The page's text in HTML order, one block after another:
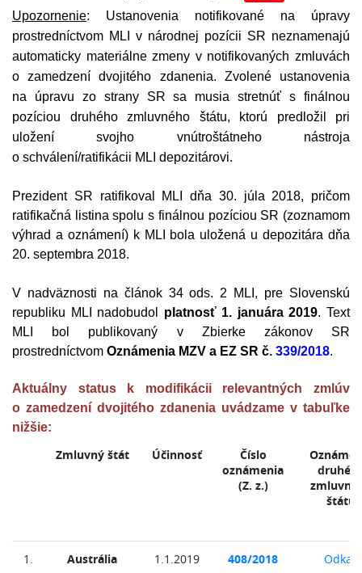
Upozornenie: Ustanovenia notifikované na úpravy
prostredníctvom MLI v národnej pozícii SR neznamenajú
automaticky materiálne zmeny v notifikovaných zmluvách
o zamedzení dvojitého zdanenia. Zvolené ustanovenia
na úpravu zo strany SR sa musia stretnúť s finálnou
pozíciou druhého zmluvného štátu, ktorú predložil pri
uložení svojho vnútroštátneho nástroja
o schválení/ratifikácii MLI depozitárovi.
Prezident SR ratifikoval MLI dňa 30. júla 2018, pričom
ratifikačná listina spolu s finálnou pozíciou SR (zoznamom
výhrad a oznámení) k MLI bola uložená u depozitára dňa
20. septembra 2018.
V nadväznosti na článok 34 ods. 2 MLI, pre Slovenskú
republiku MLI nadobudol platnosť 1. januára 2019. Text
MLI bol publikovaný v Zbierke zákonov SR
prostredníctvom Oznámenia MZV a EZ SR č. 339/2018.
Aktuálny status k modifikácii relevantných zmlúv
o zamedzení dvojitého zdanenia uvádzame v tabuľke
nižšie:
Zmluvný štát Účinnosť
Číslo
oznámenia
(Z. z.)
štátu
1. Austrália 1.1.2019 408/2018 Odkaz